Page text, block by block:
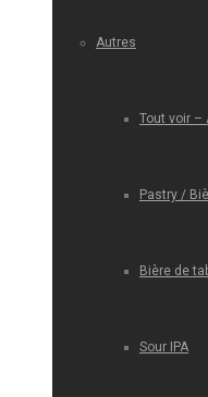
Autres
Tout voir –
Pastry /
Bière de
Sour IPA